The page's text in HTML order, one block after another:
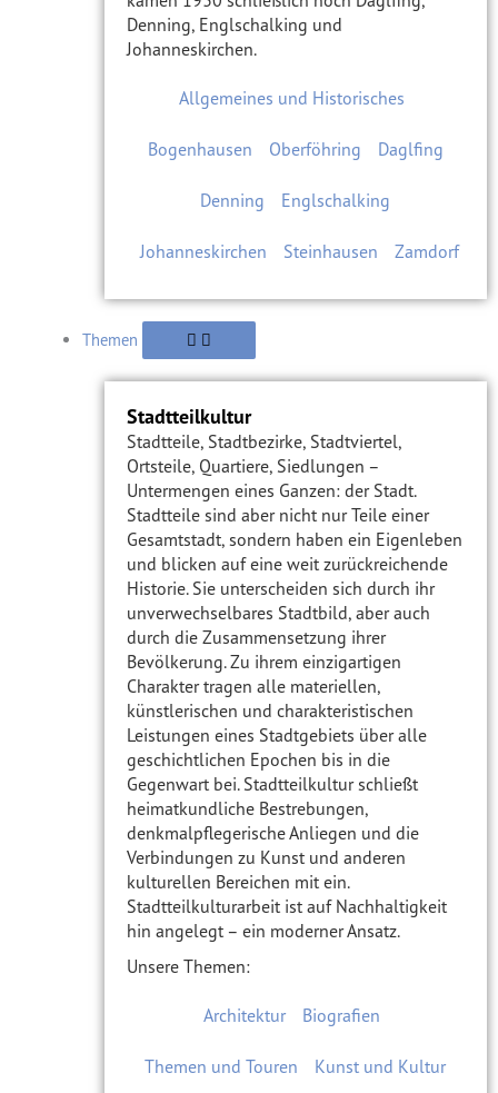
Denning, Englschalking und
Johanneskirchen.
Allgemeines und Historisches
Bogenhausen Oberföhring Daglfing
Denning Englschalking
Johanneskirchen Steinhausen Zamdorf
Themen
Stadtteilkultur
Stadtteile, Stadtbezirke, Stadtviertel,
Ortsteile, Quartiere, Siedlungen –
Untermengen eines Ganzen: der Stadt.
Stadtteile sind aber nicht nur Teile einer
Gesamtstadt, sondern haben ein Eigenleben
und blicken auf eine weit zurückreichende
Historie. Sie unterscheiden sich durch ihr
unverwechselbares Stadtbild, aber auch
durch die Zusammensetzung ihrer
Bevölkerung. Zu ihrem einzigartigen
Charakter tragen alle materiellen,
künstlerischen und charakteristischen
Leistungen eines Stadtgebiets über alle
geschichtlichen Epochen bis in die
Gegenwart bei. Stadtteilkultur schließt
heimatkundliche Bestrebungen,
denkmalpflegerische Anliegen und die
Verbindungen zu Kunst und anderen
kulturellen Bereichen mit ein.
Stadtteilkulturarbeit ist auf Nachhaltigkeit
hin angelegt – ein moderner Ansatz.
Unsere Themen:
Architektur Biografien
Themen und Touren Kunst und Kultur